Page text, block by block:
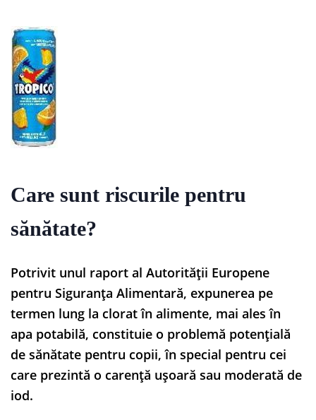
Care sunt riscurile pentru
sănătate?
Potrivit unul raport al Autorității Europene
pentru Siguranța Alimentară, expunerea pe
termen lung la clorat în alimente, mai ales în
apa potabilă, constituie o problemă potențială
de sănătate pentru copii, în special pentru cei
care prezintă o carență ușoară sau moderată de
iod.